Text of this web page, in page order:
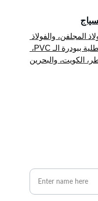
المجلفن، والفولاذ
المقاوم للصدأ، وإصدارات مطلية ببودرة الـ PVC،
الكويت، والبحرين